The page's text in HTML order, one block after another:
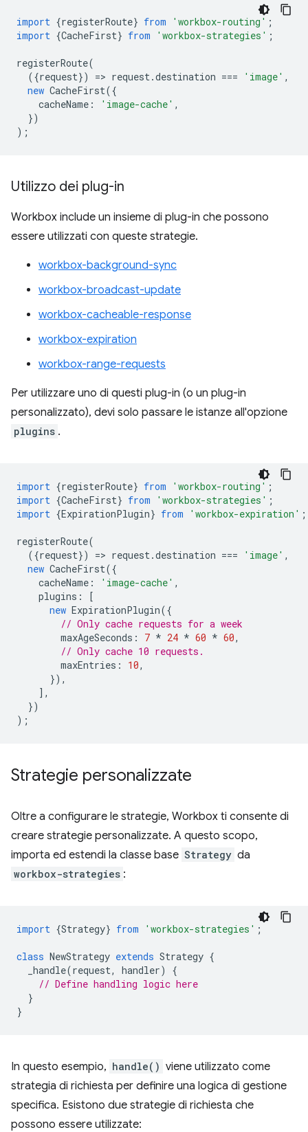
import {registerRoute} from 'workbox-routing' ;
import {CacheFirst} from 'workbox-strategies' ;
registerRoute(
({request}) => request .destination === 'image' ,
new CacheFirst({
cacheName : 'image-cache' ,
})
);
Utilizzo dei plug-in
Workbox include un insieme di plug-in che possono
essere utilizzati con queste strategie.
workbox-background-sync
workbox-broadcast-update
workbox-cacheable-response
workbox-expiration
workbox-range-requests
Per utilizzare uno di questi plug-in (o un plug-in
personalizzato), devi solo passare le istanze all'opzione
plugins .
import {registerRoute} from 'workbox-routing' ;
import {CacheFirst} from 'workbox-strategies' ;
import {ExpirationPlugin} from 'workbox-expiration' ;
registerRoute(
({request}) => request .destination === 'image' ,
new CacheFirst({
cacheName : 'image-cache' ,
plugins :
[
new ExpirationPlugin({
// Only cache requests for a week
maxAgeSeconds : 7 * 24 * 60 * 60,
// Only cache 10 requests.
maxEntries : 10,
}),
],
})
);
Strategie personalizzate
Oltre a configurare le strategie, Workbox ti consente di
creare strategie personalizzate. A questo scopo,
importa ed estendi la classe base Strategy da
workbox-strategies :
import {Strategy} from 'workbox-strategies' ;
class NewStrategy extends Strategy {
_handle(request, handler)
{
// Define handling logic here
}
}
In questo esempio, handle() viene utilizzato come
strategia di richiesta per definire una logica di gestione
specifica. Esistono due strategie di richiesta che
possono essere utilizzate: